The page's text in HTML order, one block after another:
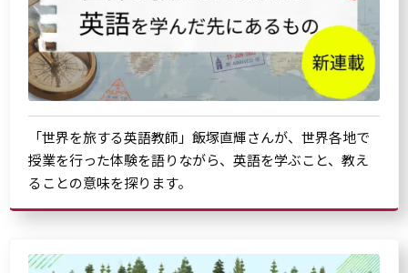
「世界を旅する英語教師」飯塚直輝さんが、世界各地で
授業を行った体験を語りながら、英語を学ぶこと、教え
ることの意味を探ります。